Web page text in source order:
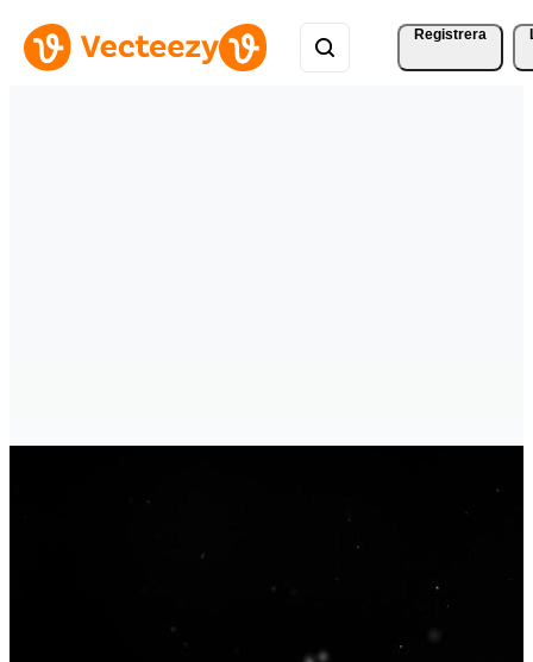
Registrera